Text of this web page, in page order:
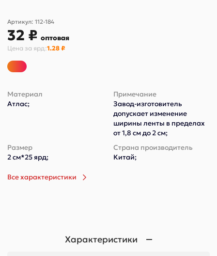
Артикул: 112-184
32 ₽ оптовая
Цена за ярд:1.28 ₽
Материал
Атлас;
Примечание
Завод-изготовитель
допускает изменение
ширины ленты в пределах
от 1,8 см до 2 см;
Размер
2 см*25 ярд;
Страна производитель
Китай;
Все характеристики
Характеристики